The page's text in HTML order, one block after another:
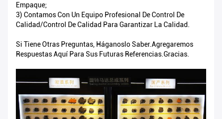
Empaque;
3) Contamos Con Un Equipo Profesional De Control De
Calidad/control De Calidad Para Garantizar La Calidad.
Si Tiene Otras Preguntas, Háganoslo Saber.Agregaremos
Respuestas Aquí Para Sus Futuras Referencias.Gracias.